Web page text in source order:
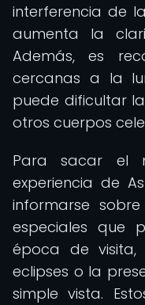
interferencia de
aumenta la
Además, es
cercanas a la
puede dificultar
otros cuerpos
Para sacar el
experiencia de
informarse
especiales que
época de visita,
eclipses o la
simple vista.